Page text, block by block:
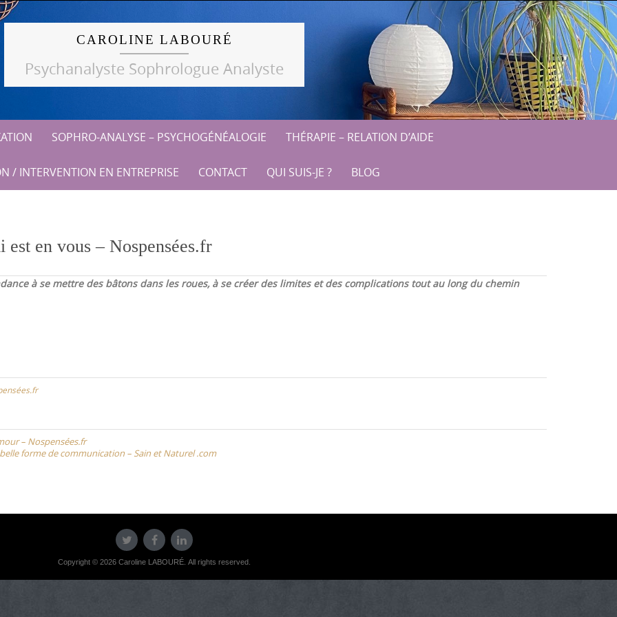
CAROLINE LABOURÉ
Psychanalyste Sophrologue Analyste
SOPHRO-ANALYSE – PSYCHOGÉNÉALOGIE THÉRAPIE – RELATION D’AIDE
/ INTERVENTION EN ENTREPRISE CONTACT QUI SUIS-JE ? BLOG
est en vous – Nospensées.fr
à se mettre des bâtons dans les roues, à se créer des limites et des complications tout au long du chemin
– Nospensées.fr
forme de communication – Sain et Naturel .com
Copyright © 2026 Caroline LABOURÉ. All rights reserved.